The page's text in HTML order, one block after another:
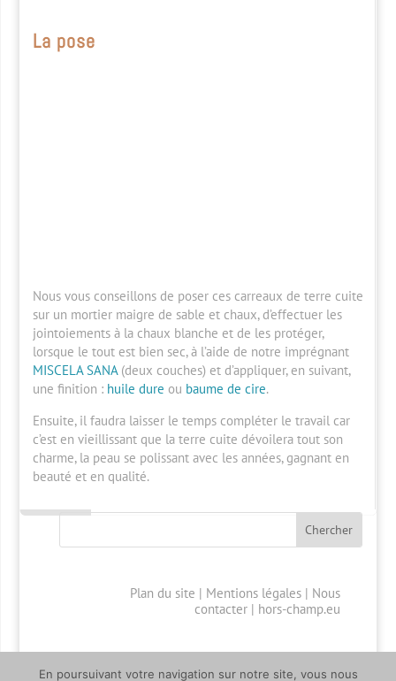
La pose
Nous vous conseillons de poser ces carreaux de terre cuite
sur un mortier maigre de sable et chaux, d’effectuer les
jointoiements à la chaux blanche et de les protéger,
lorsque le tout est bien sec, à l’aide de notre imprégnant
MISCELA SANA(deux couches) et d’appliquer, en suivant,
une finition : huile dure ou baume de cire.
Ensuite, il faudra laisser le temps compléter le travail car
c’est en vieillissant que la terre cuite dévoilera tout son
charme, la peau se polissant avec les années, gagnant en
beauté et en qualité.
Plan du site | Mentions légales | Nous
contacter | hors-champ.eu
En poursuivant votre navigation sur notre site, vous nous